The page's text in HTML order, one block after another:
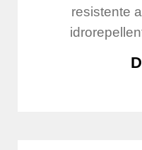
resistente